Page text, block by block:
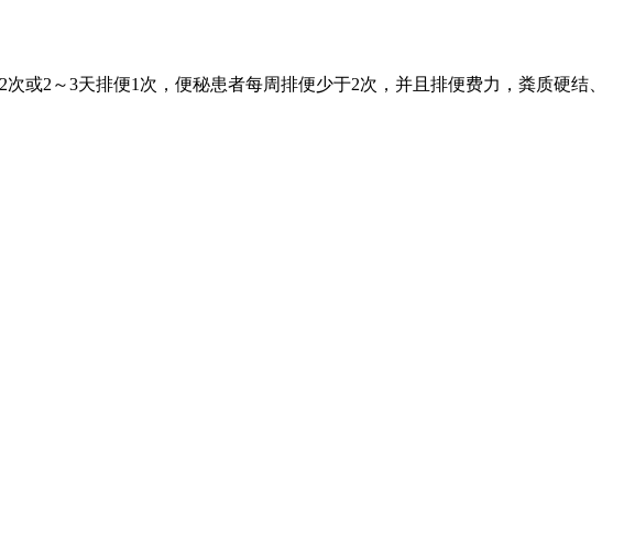
或2～3天排便1次，便秘患者每周排便少于2次，并且排便费力，粪质硬结、